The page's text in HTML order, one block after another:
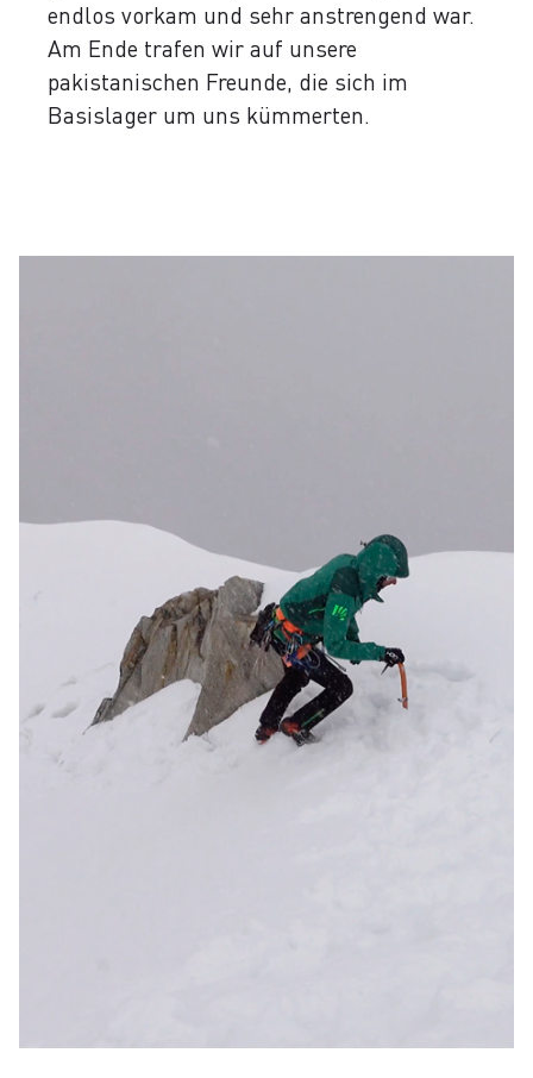
endlos vorkam und sehr anstrengend war.
Am Ende trafen wir auf unsere
pakistanischen Freunde, die sich im
Basislager um uns kümmerten.